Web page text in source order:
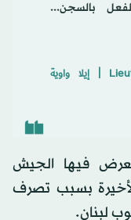
بالسجن...
— Lieutenant Colonel Ella Waweya | إيلا واوية
فيها الجيش
الأخيرة بسبب تصرف
لبنان.